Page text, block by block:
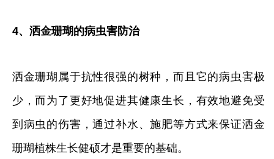
4、洒金珊瑚的病虫害防治
洒金珊瑚属于抗性很强的树种，而且它的病虫害极
少，而为了更好地促进其健康生长，有效地避免受
到病虫的伤害，通过补水、施肥等方式来保证洒金
珊瑚植株生长健硕才是重要的基础。